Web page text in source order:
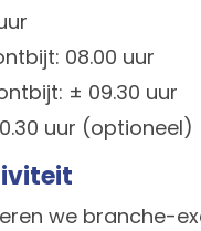
08.00 uur
± 09.30 uur
uur (optioneel)
we branche-